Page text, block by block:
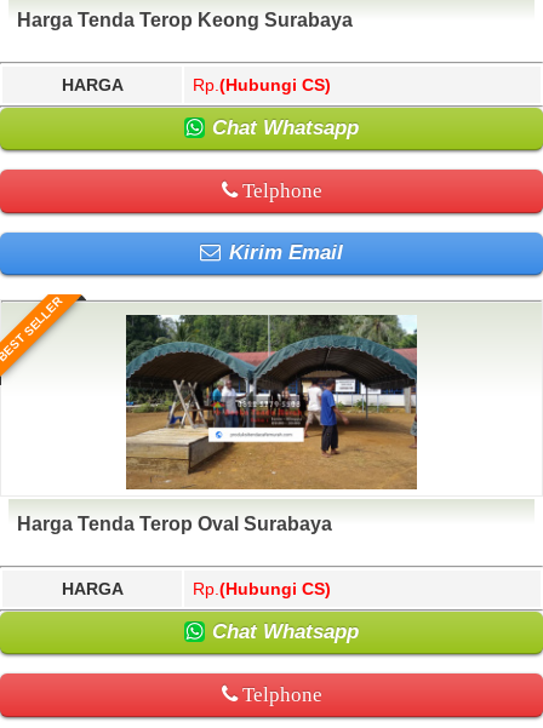
Harga Tenda Terop Keong Surabaya
HARGA Rp. (Hubungi CS)
Chat Whatsapp
Telphone
Kirim Email
SELLER
Harga Tenda Terop Oval Surabaya
HARGA Rp. (Hubungi CS)
Chat Whatsapp
Telphone